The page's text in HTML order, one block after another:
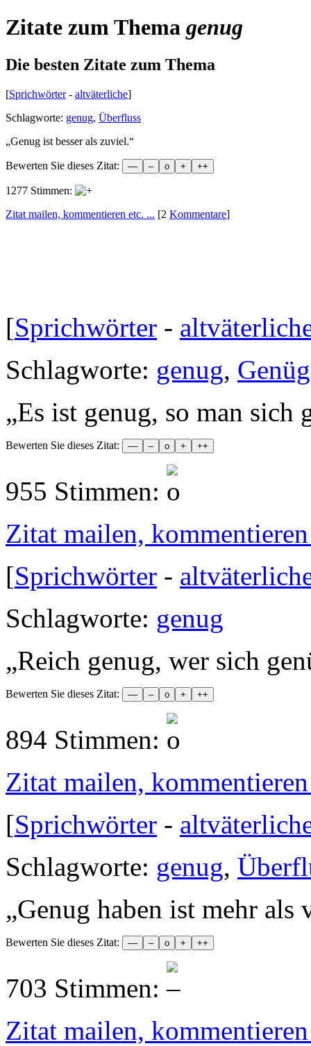
Zitate zum Thema genug
Die besten Zitate zum Thema
[Sprichwörter- altväterliche]
Schlagworte: genug, Überfluss
„Genug ist besser als zuviel.“
Bewerten Sie dieses Zitat:
1277 Stimmen:
Zitat mailen, kommentieren etc. ... [2 Kommentare]
[Sprichwörter -
Schlagworte: genug,
„Es ist genug, so man sich
Bewerten Sie dieses Zitat:
955 Stimmen:
Zitat mailen,
[Sprichwörter -
Schlagworte: genug
„Reich genug, wer sich
Bewerten Sie dieses Zitat:
894 Stimmen:
Zitat mailen,
[Sprichwörter -
Schlagworte: genug,
„Genug haben ist mehr als
Bewerten Sie dieses Zitat:
703 Stimmen:
Zitat mailen,